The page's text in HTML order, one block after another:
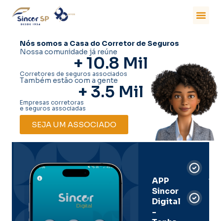
Nós somos a Casa do Corretor de Seguros
Nossa comunidade já reúne
+ 10.8 Mil
Corretores de seguros associados
Também estão com a gente
+ 3.5 Mil
Empresas corretoras
e seguros associadas
SEJA UM ASSOCIADO
APP
Sincor
Digital
-